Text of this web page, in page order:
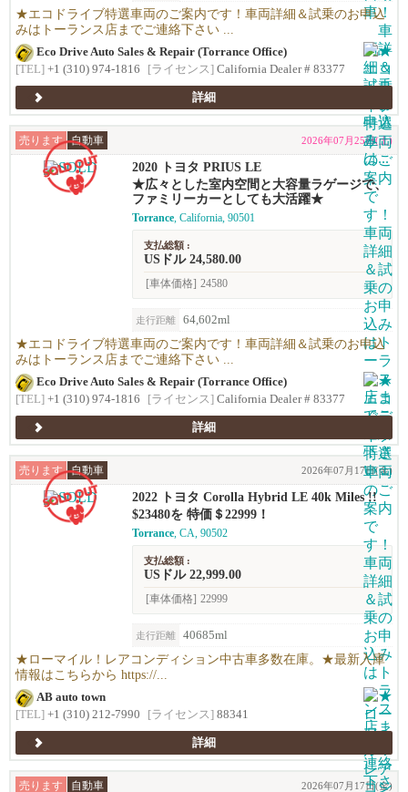
★エコドライブ特選車両のご案内です！車両詳細＆試乗のお申込
みはトーランス店までご連絡下さい ...
Eco Drive Auto Sales & Repair (Torrance Office)
[TEL] +1 (310) 974-1816 [ライセンス] California Dealer # 83377
詳細
売ります 自動車 2026年07月25日(土)
2020 トヨタ PRIUS LE
★広々とした室内空間と大容量ラゲージで、
ファミリーカーとしても大活躍★
Torrance, California, 90501
支払総額 :
USドル 24,580.00
[車体価格] 24580
走行距離 64,602ml
★エコドライブ特選車両のご案内です！車両詳細＆試乗のお申込
みはトーランス店までご連絡下さい ...
Eco Drive Auto Sales & Repair (Torrance Office)
[TEL] +1 (310) 974-1816 [ライセンス] California Dealer # 83377
詳細
売ります 自動車 2026年07月17日(金)
2022 トヨタ Corolla Hybrid LE 40k Miles !!
$23480を 特価＄22999！
Torrance, CA, 90502
支払総額 :
USドル 22,999.00
[車体価格] 22999
走行距離 40685ml
★ローマイル！レアコンディション中古車多数在庫。★最新入庫
情報はこちらから https://...
AB auto town
[TEL] +1 (310) 212-7990 [ライセンス] 88341
詳細
売ります 自動車 2026年07月17日(金)